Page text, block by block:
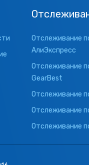
Отслеживание
АлиЭкспресс
Отслеживание
GearBest
Отслеживание
Отслеживание
Отслеживание